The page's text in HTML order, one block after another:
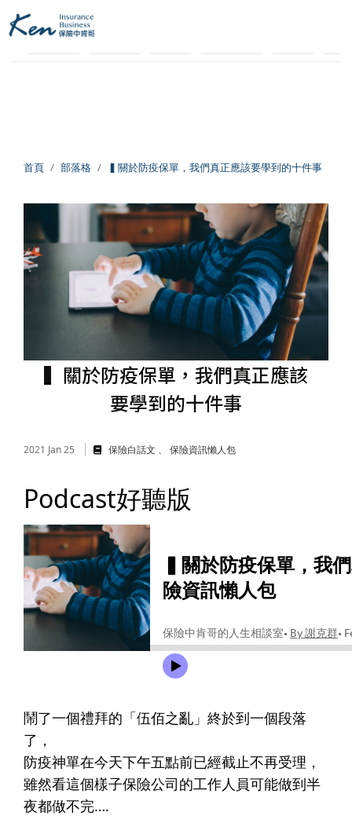
新生兒保險
醫療險
旅平險
儲蓄險
個人成長
跨界思考
靈性成長
好書推薦
美股投資
理財心法
勞保勞退
保險白話文
首頁 部落格 ▍關於防疫保單，我們真正應該要學到的十件事​
▍關於防疫保單，我們真正應該
要學到的十件事​
2021 Jan 25 保險白話文 保險資訊懶人包
Podcast好聽版
鬧了一個禮拜的「伍佰之亂」終於到一個段落
了，​
防疫神單在今天下午五點前已經截止不再受理，​
雖然看這個樣子保險公司的工作人員可能做到半
夜都做不完….​